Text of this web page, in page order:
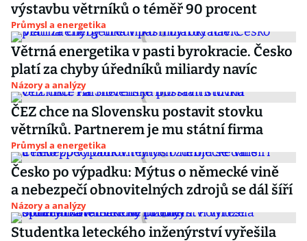
výstavbu větrníků o téměř 90 procent
Průmysl a energetika
Větrná energetika v pasti byrokracie. Česko
platí za chyby úředníků miliardy navíc
Názory a analýzy
ČEZ chce na Slovensku postavit stovku
větrníků. Partnerem je mu státní firma
Průmysl a energetika
Česko po výpadku: Mýtus o německé vině
a nebezpečí obnovitelných zdrojů se dál šíří
Názory a analýzy
Studentka leteckého inženýrství vyřešila